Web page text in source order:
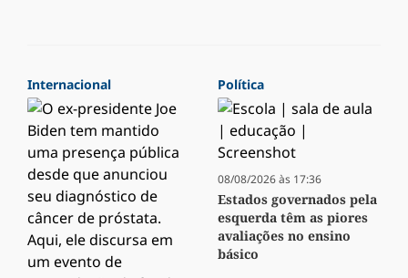
Internacional Política
08/08/2026 às 17:36
Estados governados pela
esquerda têm as piores
avaliações no ensino
básico